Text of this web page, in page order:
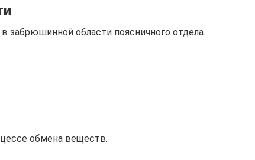
забрюшинной области поясничного отдела.
обмена веществ.